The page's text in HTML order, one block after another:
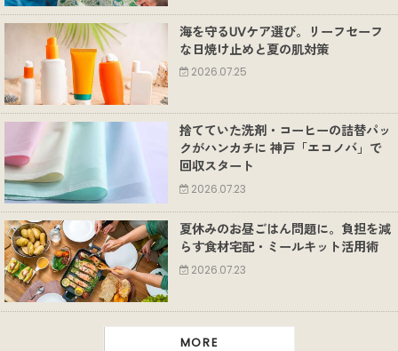
海を守るUVケア選び。リーフセーフ
な日焼け止めと夏の肌対策
2026.07.25
捨てていた洗剤・コーヒーの詰替パッ
クがハンカチに 神戸「エコノバ」で
回収スタート
2026.07.23
夏休みのお昼ごはん問題に。負担を減
らす食材宅配・ミールキット活用術
2026.07.23
MORE